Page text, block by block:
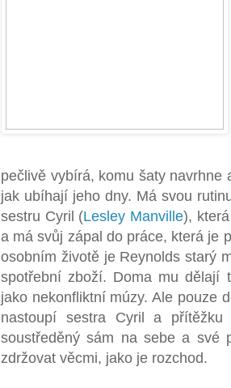
pečlivě vybírá, komu šaty navrhne
jak ubíhají jeho dny. Má svou
sestru Cyril (Lesley Manville),
a má svůj zápal do práce, která je
osobním životě je Reynolds starý
spotřební zboží. Doma mu dělají
jako nekonfliktní múzy. Ale pouze
nastoupí sestra Cyril a
soustředěný sám na sebe a své
zdržovat věcmi, jako je rozchod.